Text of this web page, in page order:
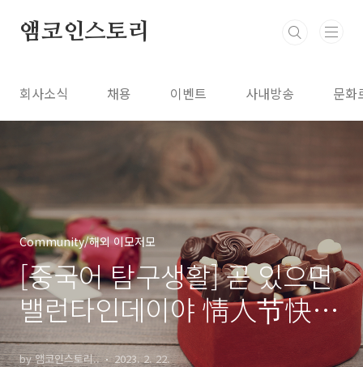
앰코인스토리
회사소식 채용 이벤트 사내방송 문화
Community/해외 이모저모
[중국어 탐구생활] 곧 있으면
밸런타인데이야 情人节快到
了
by 앰코인스토리.. 2023. 2. 22.